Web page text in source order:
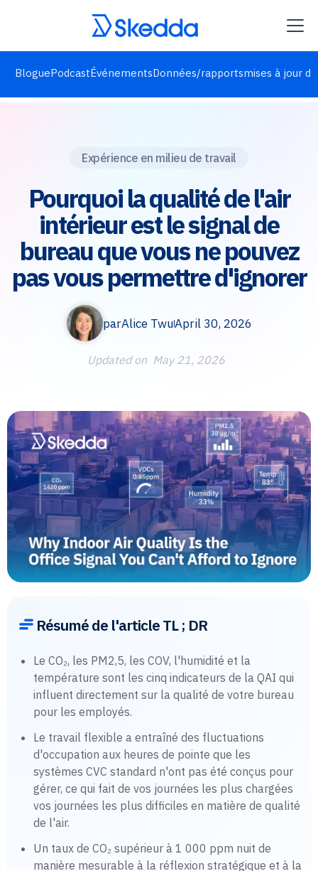
BloguePodcastÉvénementsDonnées/rapportsmises à jour
Expérience en milieu de travail
Pourquoi la qualité de l'air
intérieur est le signal de
bureau que vous ne pouvez
pas vous permettre d'ignorer
parAlice TwuApril 30, 2026
Updated on May 21, 2026
Résumé de l'article TL ; DR
Le CO₂, les PM2,5, les COV, l'humidité et la
température sont les cinq indicateurs de la QAI qui
influent directement sur la qualité de votre bureau
pour les employés.
Le travail flexible a entraîné des fluctuations
d'occupation aux heures de pointe que les
systèmes CVC standard n'ont pas été conçus pour
gérer, ce qui fait de vos journées les plus chargées
vos journées les plus difficiles en matière de qualité
de l'air.
Un taux de CO₂ supérieur à 1 000 ppm nuit de
manière mesurable à la réflexion stratégique et à la